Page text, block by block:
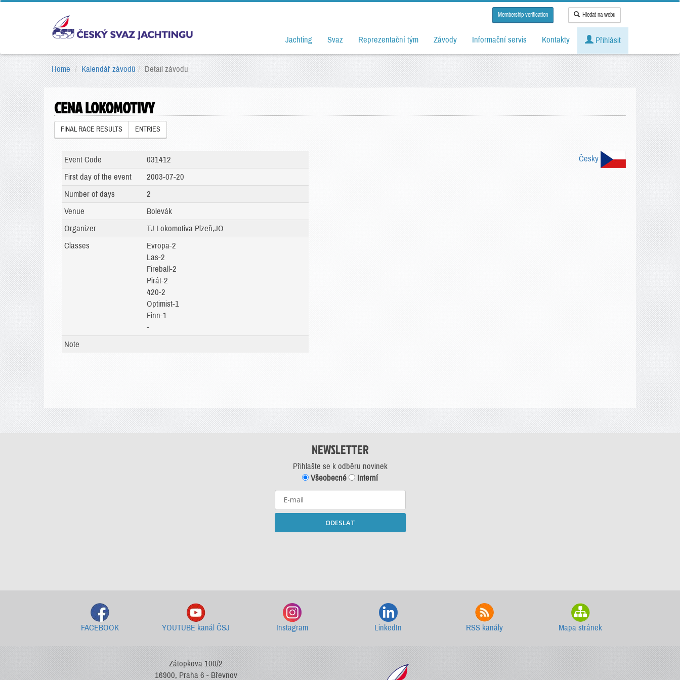
Membership verification Hledat na webu
Jachting Svaz Reprezentační tým Závody Informační servis Kontakty Přihlásit
Home Kalendář závodů Detail závodu
CENA LOKOMOTIVY
FINAL RACE RESULTS ENTRIES
Česky
Event Code
031412
First day of the event
2003-07-20
Number of days
2
Venue
Bolevák
Organizer
TJ Lokomotiva Plzeň,JO
Classes
Evropa-2
Las-2
Fireball-2
Pirát-2
420-2
Optimist-1
Finn-1
-
Note
NEWSLETTER
Přihlašte se k odběru novinek
Všeobecné
Interní
ODESLAT
FACEBOOK YOUTUBE kanál ČSJ Instagram LinkedIn RSS kanály Mapa stránek
Zátopkova 100/2
16900, Praha 6 - Břevnov